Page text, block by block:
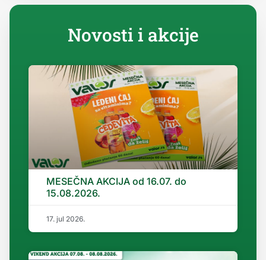
Novosti i akcije
MESEČNA AKCIJA od 16.07. do
15.08.2026.
17. jul 2026.